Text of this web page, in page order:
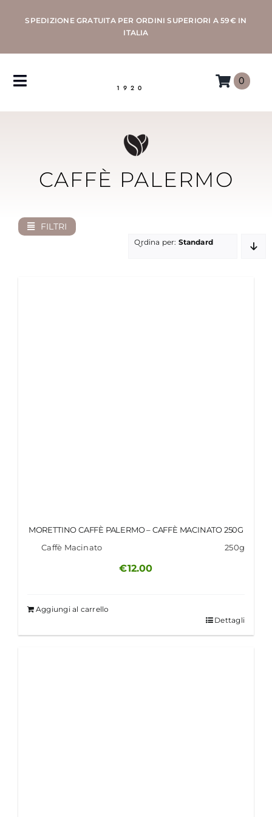
SPEDIZIONE GRATUITA PER ORDINI SUPERIORI A 59€ IN
ITALIA
1920
Toggle
Navigation
PROFESSIONAL
0
CAFFÈ PALERMO
FILTRI
Ordina per: Standard
MORETTINO CAFFÈ PALERMO – CAFFÈ MACINATO 250G
Caffè Macinato
250g
€12.00
Aggiungi al carrello
Dettagli